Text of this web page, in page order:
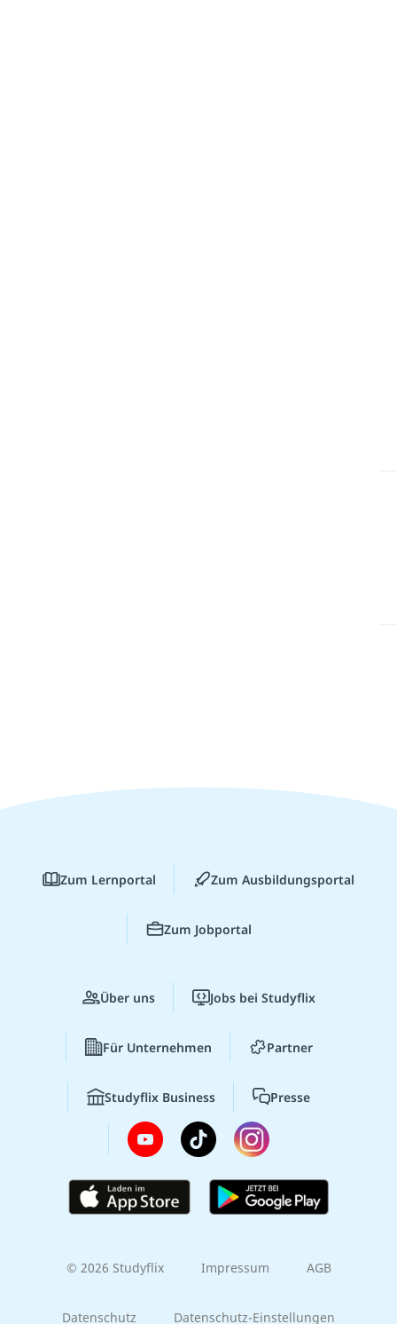
Zum Lernportal Zum Ausbildungsportal
Zum Jobportal
Über uns Jobs bei Studyflix
Für Unternehmen Partner
Studyflix Business Presse
© 2026 Studyflix Impressum AGB
Datenschutz Datenschutz-Einstellungen